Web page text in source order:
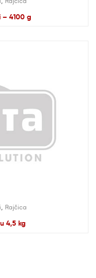
– 4100 g
Rajčica
4,5 kg